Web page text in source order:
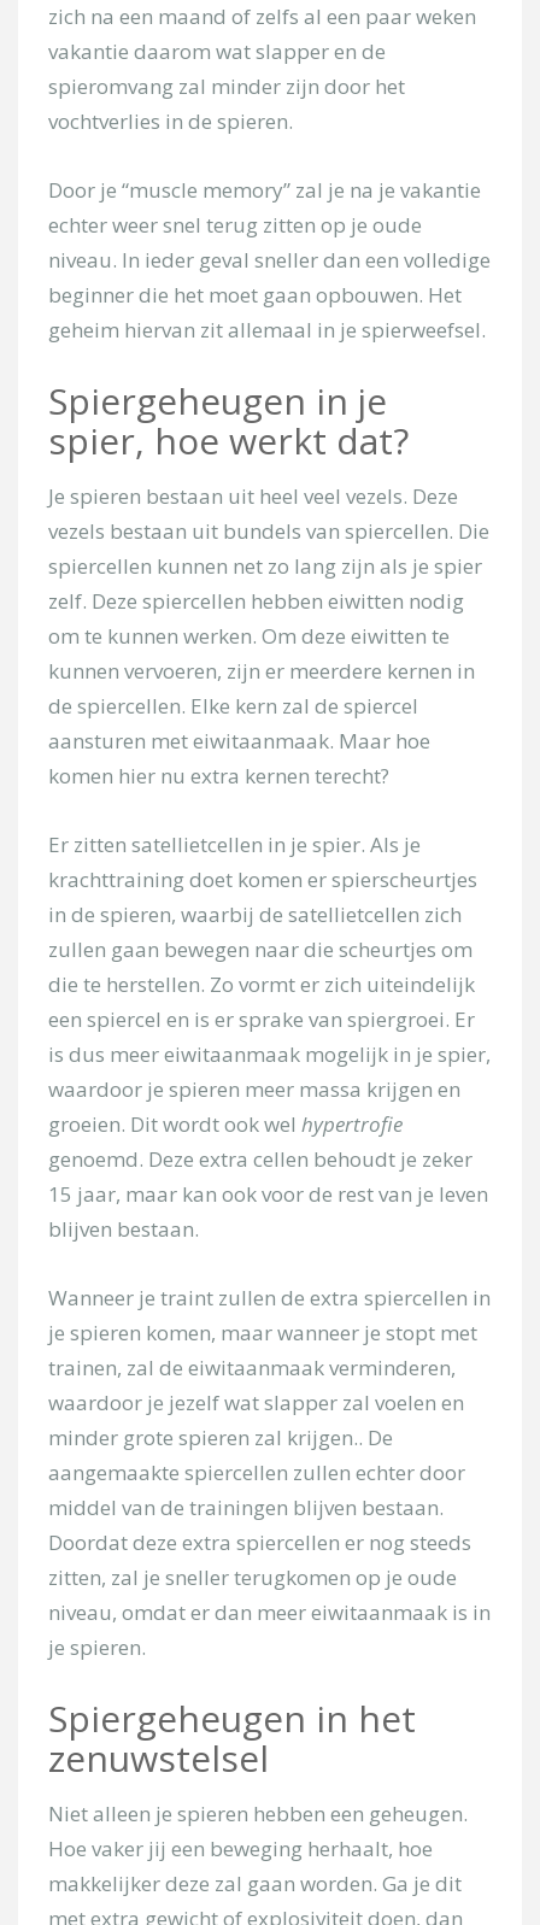
[group groep-secretariaat]
Onderwerp
Uw bericht
[/group]
zich na een maand of zelfs al een paar weken
vakantie daarom wat slapper en de
spieromvang zal minder zijn door het
vochtverlies in de spieren.
Door je “muscle memory” zal je na je vakantie
echter weer snel terug zitten op je oude
niveau. In ieder geval sneller dan een volledige
beginner die het moet gaan opbouwen. Het
geheim hiervan zit allemaal in je spierweefsel.
Spiergeheugen in je
spier, hoe werkt dat?
Je spieren bestaan uit heel veel vezels. Deze
vezels bestaan uit bundels van spiercellen. Die
spiercellen kunnen net zo lang zijn als je spier
zelf. Deze spiercellen hebben eiwitten nodig
om te kunnen werken. Om deze eiwitten te
kunnen vervoeren, zijn er meerdere kernen in
de spiercellen. Elke kern zal de spiercel
aansturen met eiwitaanmaak. Maar hoe
komen hier nu extra kernen terecht?
Er zitten satellietcellen in je spier. Als je
krachttraining doet komen er spierscheurtjes
in de spieren, waarbij de satellietcellen zich
zullen gaan bewegen naar die scheurtjes om
die te herstellen. Zo vormt er zich uiteindelijk
een spiercel en is er sprake van spiergroei. Er
is dus meer eiwitaanmaak mogelijk in je spier,
waardoor je spieren meer massa krijgen en
groeien. Dit wordt ook wel hypertrofie
genoemd. Deze extra cellen behoudt je zeker
15 jaar, maar kan ook voor de rest van je leven
blijven bestaan.
Wanneer je traint zullen de extra spiercellen in
je spieren komen, maar wanneer je stopt met
trainen, zal de eiwitaanmaak verminderen,
waardoor je jezelf wat slapper zal voelen en
minder grote spieren zal krijgen.. De
aangemaakte spiercellen zullen echter door
middel van de trainingen blijven bestaan.
Doordat deze extra spiercellen er nog steeds
zitten, zal je sneller terugkomen op je oude
niveau, omdat er dan meer eiwitaanmaak is in
je spieren.
Spiergeheugen in het
zenuwstelsel
Niet alleen je spieren hebben een geheugen.
Hoe vaker jij een beweging herhaalt, hoe
makkelijker deze zal gaan worden. Ga je dit
met extra gewicht of explosiviteit doen, dan